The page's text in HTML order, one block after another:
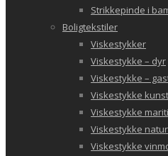
Strikkepinde i
Boligtekstiler
Viskestykker
Viskestykke – dyr
Viskestykke –
Viskestykke kunst
Viskestykke
Viskestykke natur
Viskestykke